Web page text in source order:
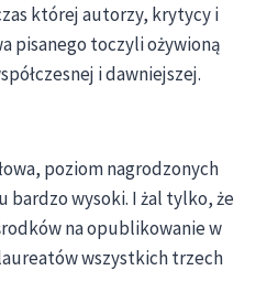
której autorzy, krytycy i
pisanego toczyli ożywioną
i dawniejszej.
poziom nagrodzonych
wysoki. I żal tylko, że
na opublikowanie w
wszystkich trzech